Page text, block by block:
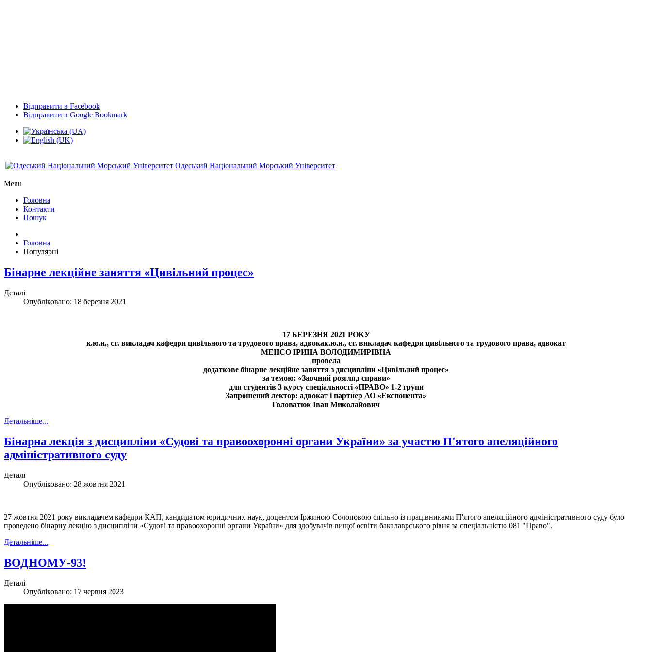
Відправити в Facebook
Відправити в Google Bookmark
Одеський Національний Морський Університет
Menu
Головна
Контакти
Пошук
Головна
Популярні
Бінарне лекційне заняття «Цивільний процес»
Деталі
Опубліковано: 18 березня 2021
17 БЕРЕЗНЯ 2021 РОКУ
к.ю.н., ст. викладач кафедри цивільного та трудового права, адвокак.ю.н., ст. викладач кафедри цивільного та трудового права, адвокат
МЕНСО ІРИНА ВОЛОДИМИРІВНА
провела
додаткове бінарне лекційне заняття з дисципліни «Цивільний процес»
за темою: «Заочний розгляд справи»
для студентів 3 курсу спеціальності «ПРАВО» 1-2 групи
Запрошений лектор: адвокат і партнер АО «Експонента»
Головатюк Іван Миколайович
Детальніше...
Бінарна лекція з дисципліни «Судові та правоохоронні органи України» за участю П'ятого апеляційного
адміністративного суду
Деталі
Опубліковано: 28 жовтня 2021
27 жовтня 2021 року викладачем кафедри КАП, кандидатом юридичних наук, доцентом Іржиною Солоповою спільно із працівниками П'ятого апеляційного адміністративного суду було
проведено бінарну лекцію з дисципліни «Судові та правоохоронні органи України» для здобувачів вищої освіти бакалаврського рівня за спеціальністю 081 "Право".
Детальніше...
ВОДНОМУ-93!
Деталі
Опубліковано: 17 червня 2023